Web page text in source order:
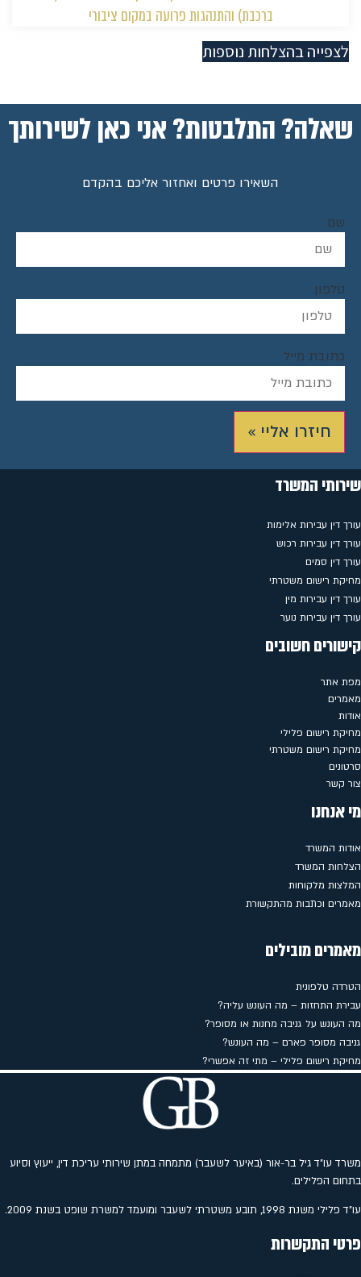
ברכבת) והתנהגות פרועה במקום ציבורי
לצפייה בהצלחות נוספות
שאלה? התלבטות? אני כאן לשירותך
השאירו פרטים ואחזור אליכם בהקדם
שם
טלפון
כתובת מייל
חיזרו אליי »
שירותי המשרד
עורך דין עבירות אלימות
עורך דין עבירות רכוש
עורך דין סמים
מחיקת רישום משטרתי
עורך דין עבירות מין
עורך דין עבירות נוער
קישורים חשובים
מפת אתר
מאמרים
אודות
מחיקת רישום פלילי
מחיקת רישום משטרתי
סרטונים
צור קשר
מי אנחנו
אודות המשרד
הצלחות המשרד
המלצות מלקוחות
מאמרים וכתבות מהתקשורת
מאמרים מובילים
הטרדה טלפונית
עבירת התחזות – מה העונש עליה?
מה העונש על גניבה מחנות או מסופר?
גניבה מסופר פארם – מה העונש?
מחיקת רישום פלילי – מתי זה אפשרי?
משרד עו"ד גיל בר-אור (באיער לשעבר) מתמחה במתן שירותי עריכת דין, ייעוץ וסיוע
בתחום הפלילים.
עו"ד פלילי משנת 1998, תובע משטרתי לשעבר ומועמד למשרת שופט בשנת 2009.
פרטי התקשרות